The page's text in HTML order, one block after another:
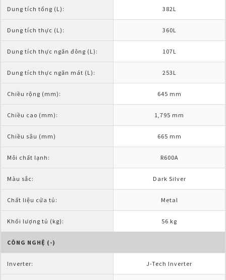
Dung tích tổng (L): 382L
Dung tích thực (L): 360L
Dung tích thực ngăn đông (L): 107L
Dung tích thực ngăn mát (L): 253L
Chiều rộng (mm): 645 mm
Chiều cao (mm): 1,795 mm
Chiều sâu (mm) 665 mm
Môi chất lạnh: R600A
Màu sắc: Dark Silver
Chất liệu cửa tủ: Metal
Khối lượng tủ (kg): 56 kg
CÔNG NGHỆ (-)
Inverter: J-Tech Inverter